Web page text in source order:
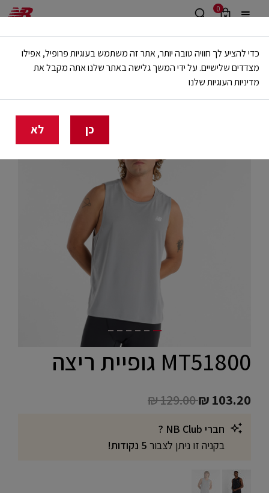
0
משלוח חינם מעל 499 ש"ח
🔥 20% הנחה על כל הביגוד באתר ובחנויות - לזמן מוגבל
בית ריצה יומיומית
MT51800 גופיית ריצה
Price reduced from
₪ 129.00to
₪ 103.20
חברי NB Club ?
בקניה זו ניתן לצבור
כדי להציע לך חוויה טובה יותר, אתר זה משתמש בעוגיות פרופיל, אפילו
מצדדים שלישיים. על ידי המשך גלישה באתר שלנו אתה מקבל את
מדיניות העוגיות שלנו
כן לא